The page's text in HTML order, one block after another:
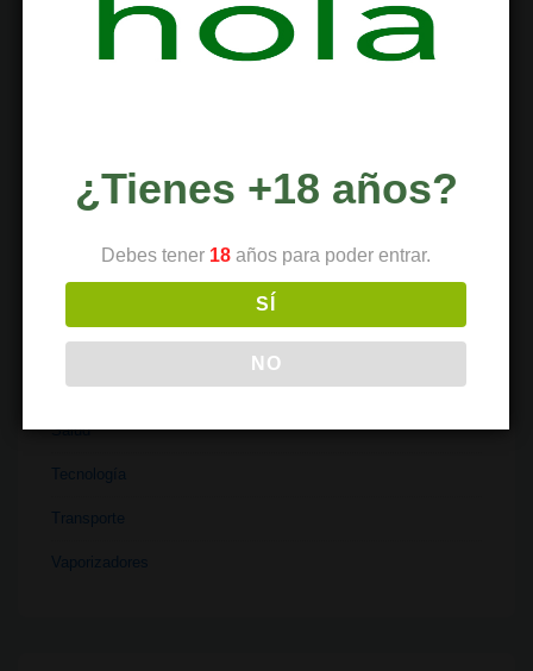
Institutos
Medicina
Parafernalia
Recetas
Religión
Salud
Tecnología
Transporte
Vaporizadores
¿Tienes +18 años?
Debes tener 18 años para poder entrar.
SÍ
NO